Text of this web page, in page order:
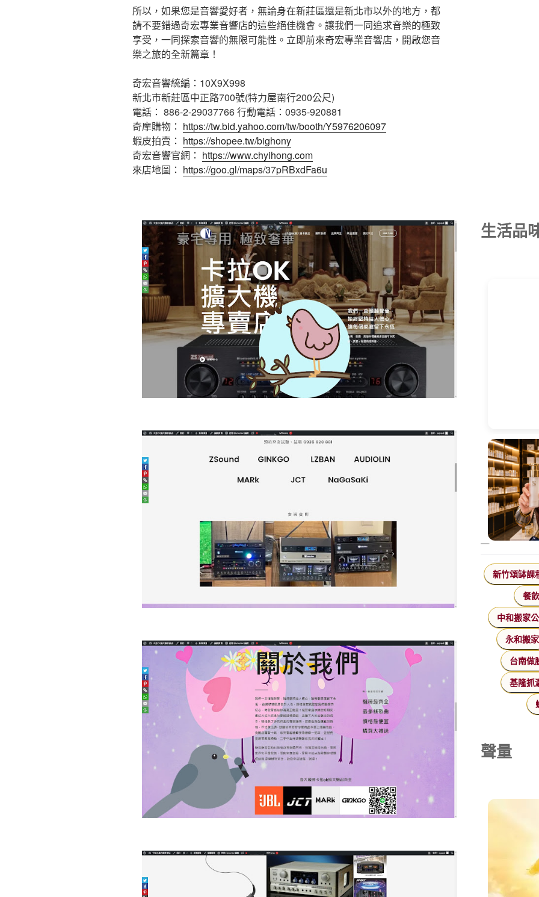
所以，如果您是音響愛好者，無論身在新莊區還是新北市以外的地方，都
請不要錯過奇宏專業音響店的這些絕佳機會。讓我們一同追求音樂的極致
享受，一同探索音響的無限可能性。立即前來奇宏專業音響店，開啟您音
樂之旅的全新篇章！
奇宏音響統編：10X9X998
新北市新莊區中正路700號(特力屋南行200公尺)
電話： 886-2-29037766 行動電話：0935-920881
奇摩購物： https://tw.bid.yahoo.com/tw/booth/Y5976206097
蝦皮拍賣： https://shopee.tw/bighony
奇宏音響官網： https://www.chyihong.com
來店地圖： https://goo.gl/maps/37pRBxdFa6u
生活品
新竹頌缽課
餐
中和搬家
永和搬家
台南做
基隆抓
聲量